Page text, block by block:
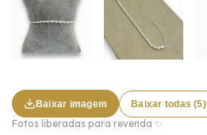
Baixar imagem Baixar todas (5)
Fotos liberadas para revenda ✨